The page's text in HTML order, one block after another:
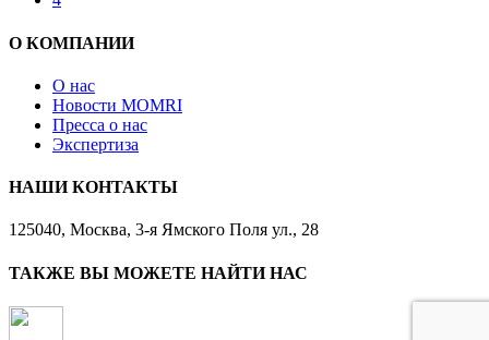
О КОМПАНИИ
О нас
Новости MOMRI
Пресса о нас
Экспертиза
НАШИ КОНТАКТЫ
125040, Москва, 3-я Ямского Поля ул., 28
ТАКЖЕ ВЫ МОЖЕТЕ НАЙТИ НАС